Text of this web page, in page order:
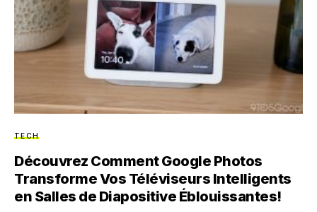
TECH
Découvrez Comment Google Photos
Transforme Vos Téléviseurs Intelligents
en Salles de Diapositive Éblouissantes!